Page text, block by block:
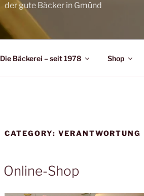
der gute Bäcker in Gmünd
Die Bäckerei – seit 1978 Shop
CATEGORY: VERANTWORTUNG
Online-Shop